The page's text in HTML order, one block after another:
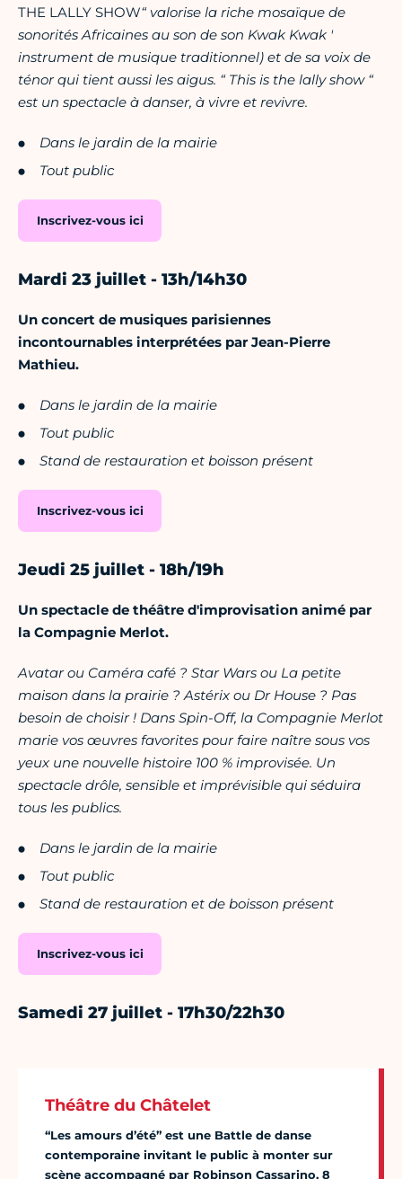
THE LALLY SHOW“ valorise la riche mosaïque de
sonorités Africaines au son de son Kwak Kwak '
instrument de musique traditionnel) et de sa voix de
ténor qui tient aussi les aigus. “ This is the lally show “
est un spectacle à danser, à vivre et revivre.
Dans le jardin de la mairie
Tout public
Inscrivez-vous ici
Mardi 23 juillet - 13h/14h30
Un concert de musiques parisiennes
incontournables interprétées par Jean-Pierre
Mathieu.
Dans le jardin de la mairie
Tout public
Stand de restauration et boisson présent
Inscrivez-vous ici
Jeudi 25 juillet - 18h/19h
Un spectacle de théâtre d'improvisation animé par
la Compagnie Merlot.
Avatar ou Caméra café ? Star Wars ou La petite
maison dans la prairie ? Astérix ou Dr House ? Pas
besoin de choisir ! Dans Spin-Off, la Compagnie Merlot
marie vos œuvres favorites pour faire naître sous vos
yeux une nouvelle histoire 100 % improvisée. Un
spectacle drôle, sensible et imprévisible qui séduira
tous les publics.
Dans le jardin de la mairie
Tout public
Stand de restauration et de boisson présent
Inscrivez-vous ici
Samedi 27 juillet - 17h30/22h30
Théâtre du Châtelet
“Les amours d’été” est une Battle de danse
contemporaine invitant le public à monter sur
scène accompagné par Robinson Cassarino, 8